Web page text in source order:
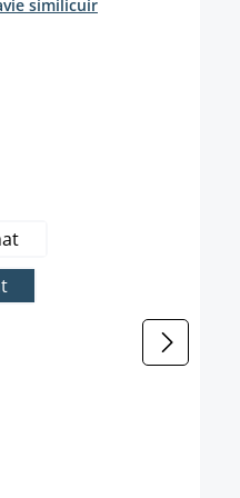
similicuir
n'est pas disponible pour le